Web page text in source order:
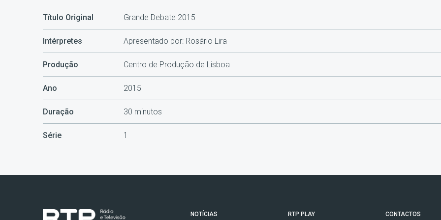
Título Original Grande Debate 2015
Intérpretes Apresentado por: Rosário Lira
Produção Centro de Produção de Lisboa
Ano 2015
Duração 30 minutos
Série 1
NOTÍCIAS RTP PLAY CONTACTOS